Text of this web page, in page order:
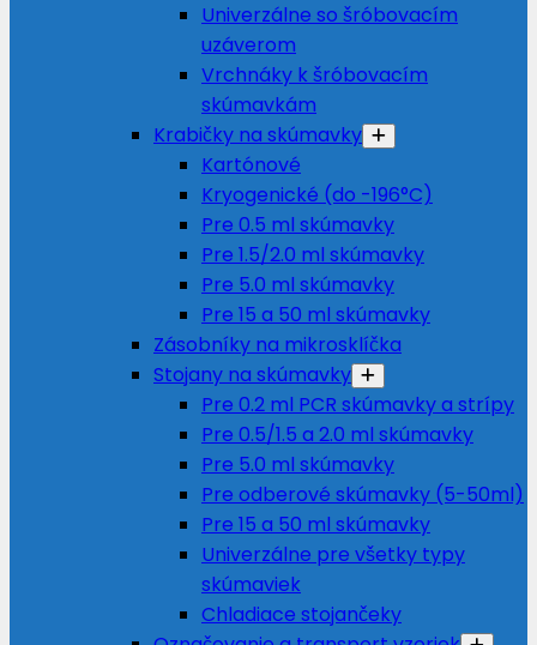
Univerzálne so šróbovacím
uzáverom
Vrchnáky k šróbovacím
skúmavkám
Krabičky na skúmavky
Kartónové
Kryogenické (do -196°C)
Pre 0.5 ml skúmavky
Pre 1.5/2.0 ml skúmavky
Pre 5.0 ml skúmavky
Pre 15 a 50 ml skúmavky
Zásobníky na mikrosklíčka
Stojany na skúmavky
Pre 0.2 ml PCR skúmavky a strípy
Pre 0.5/1.5 a 2.0 ml skúmavky
Pre 5.0 ml skúmavky
Pre odberové skúmavky (5-50ml)
Pre 15 a 50 ml skúmavky
Univerzálne pre všetky typy
skúmaviek
Chladiace stojančeky